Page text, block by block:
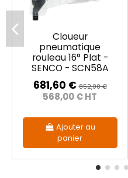
Cloueur
pneumatique
rouleau 16° Plat -
SENCO - SCN58A
681,60 €852,00 €
568,00 € HT
Ajouter au
panier